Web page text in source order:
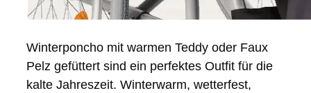
Winterponcho mit warmen Teddy oder Faux
Pelz gefüttert sind ein perfektes Outfit für die
kalte Jahreszeit. Winterwarm, wetterfest,